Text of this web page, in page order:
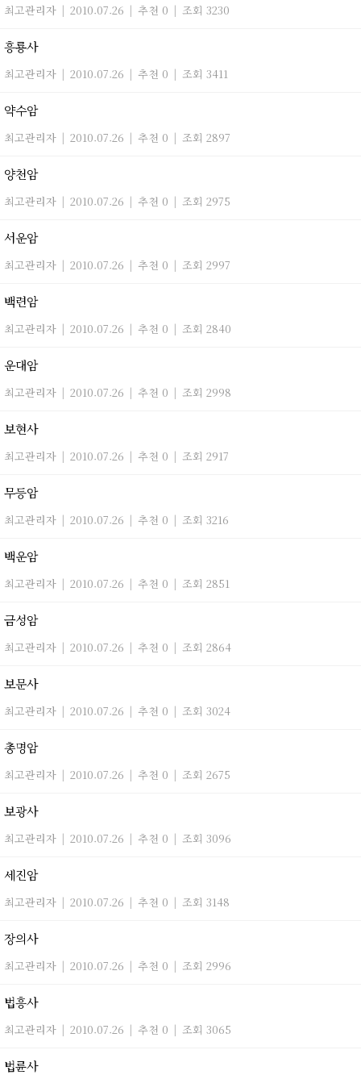
최고관리자 | 2010.07.26 | 추천 0 | 조회 3230
흥룡사
최고관리자 | 2010.07.26 | 추천 0 | 조회 3411
약수암
최고관리자 | 2010.07.26 | 추천 0 | 조회 2897
양천암
최고관리자 | 2010.07.26 | 추천 0 | 조회 2975
서운암
최고관리자 | 2010.07.26 | 추천 0 | 조회 2997
백련암
최고관리자 | 2010.07.26 | 추천 0 | 조회 2840
운대암
최고관리자 | 2010.07.26 | 추천 0 | 조회 2998
보현사
최고관리자 | 2010.07.26 | 추천 0 | 조회 2917
무등암
최고관리자 | 2010.07.26 | 추천 0 | 조회 3216
백운암
최고관리자 | 2010.07.26 | 추천 0 | 조회 2851
금성암
최고관리자 | 2010.07.26 | 추천 0 | 조회 2864
보문사
최고관리자 | 2010.07.26 | 추천 0 | 조회 3024
총명암
최고관리자 | 2010.07.26 | 추천 0 | 조회 2675
보광사
최고관리자 | 2010.07.26 | 추천 0 | 조회 3096
세진암
최고관리자 | 2010.07.26 | 추천 0 | 조회 3148
장의사
최고관리자 | 2010.07.26 | 추천 0 | 조회 2996
법흥사
최고관리자 | 2010.07.26 | 추천 0 | 조회 3065
법륜사